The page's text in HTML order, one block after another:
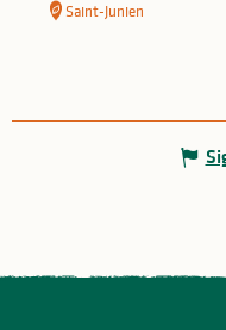
Saint-Junien